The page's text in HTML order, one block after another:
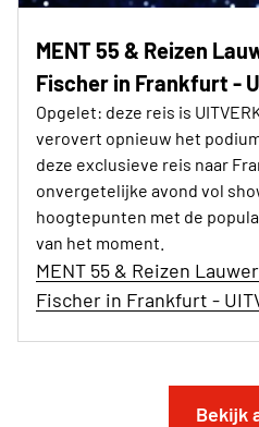
MENT 55 & Reizen
Fischer in Frankfurt -
Opgelet: deze reis is
verovert opnieuw het
deze exclusieve reis naar
onvergetelijke avond vol
hoogtepunten met de
van het moment.
MENT 55 & Reizen
Fischer in Frankfurt -
Bekijk